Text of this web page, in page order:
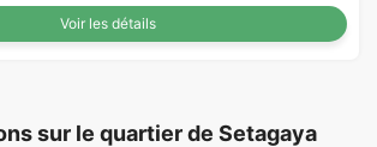
Voir les détails
sur le quartier de Setagaya